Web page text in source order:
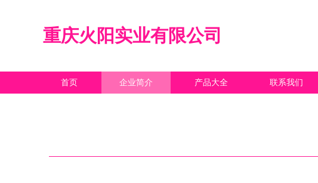
重庆火阳实业有限公司
首页 企业简介 产品大全 联系我们